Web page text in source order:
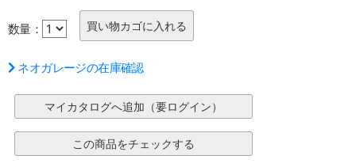
数量：
ネオガレージの在庫確認